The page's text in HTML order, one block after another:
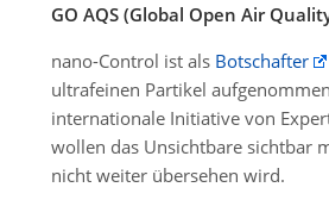
GO AQS (Global Open Air
nano-Control ist als Botschafter
ultrafeinen Partikel
internationale Initiative von
wollen das Unsichtbare sichtbar
nicht weiter übersehen wird.